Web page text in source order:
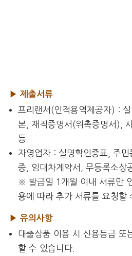
▶ 제출서류
프리랜서(인적용역제공자) :
본, 재직증명서(위촉증명서),
등
자영업자 : 실명확인증표, 주
증, 임대차계약서, 무등록소상
※ 발급일 1개월 이내 서류만
용에 따라 추가 서류를 요청할
▶ 유의사항
대출상품 이용 시 신용등급 또
할 수 있습니다.